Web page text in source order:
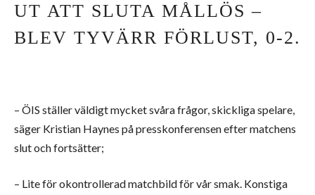
UT ATT SLUTA MÅLLÖS –
BLEV TYVÄRR FÖRLUST, 0-2.
– ÖIS ställer väldigt mycket svåra frågor, skickliga spelare,
säger Kristian Haynes på presskonferensen efter matchens
slut och fortsätter;
– Lite för okontrollerad matchbild för vår smak. Konstiga